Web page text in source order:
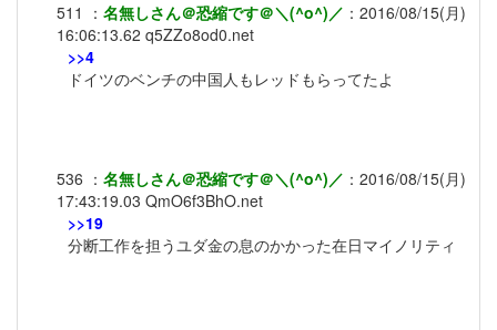
511 ： 名無しさん＠恐縮です＠＼(^o^)／ ： 2016/08/15(月)
16:06:13.62 q5ZZo8od0.net
>>4
ドイツのベンチの中国人もレッドもらってたよ
536 ： 名無しさん＠恐縮です＠＼(^o^)／ ： 2016/08/15(月)
17:43:19.03 QmO6f3BhO.net
>>19
分断工作を担うユダ金の息のかかった在日マイノリティ